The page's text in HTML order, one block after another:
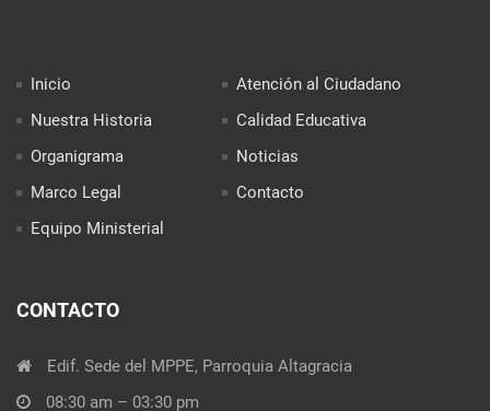
Inicio
Nuestra Historia
Organigrama
Marco Legal
Equipo Ministerial
Atención al Ciudadano
Calidad Educativa
Noticias
Contacto
CONTACTO
Edif. Sede del MPPE, Parroquia Altagracia
08:30 am – 03:30 pm